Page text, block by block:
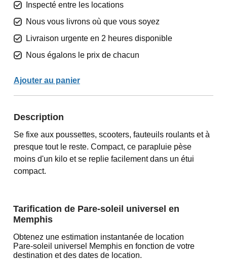
Inspecté entre les locations
Nous vous livrons où que vous soyez
Livraison urgente en 2 heures disponible
Nous égalons le prix de chacun
Ajouter au panier
Description
Se fixe aux poussettes, scooters, fauteuils roulants et à
presque tout le reste. Compact, ce parapluie pèse
moins d'un kilo et se replie facilement dans un étui
compact.
Tarification de Pare-soleil universel en
Memphis
Obtenez une estimation instantanée de location
Pare-soleil universel Memphis en fonction de votre
destination et des dates de location.